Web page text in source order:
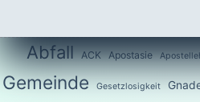
Abfall ACK Apostasie
Gemeinde Gesetzlosigkeit